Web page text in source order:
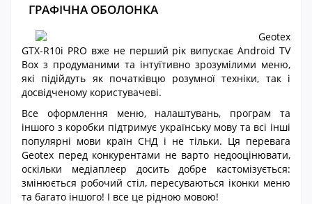
ГРАФІЧНА ОБОЛОНКА
Geotex
GTX-R10i PRO вже не перший рік випускає Android TV
Box з продуманими та інтуїтивно зрозумілими меню,
які підійдуть як початківцю розумної техніки, так і
досвідченому користувачеві.
Все оформлення меню, налаштувань, програм та
іншого з коробки підтримує українську мову та всі інші
популярні мови країн СНД і не тільки. Ця перевага
Geotex перед конкурентами не варто недооцінювати,
оскільки медіаплеєр досить добре кастомізується:
змінюється робочий стіл, пересуваються іконки меню
та багато іншого! І все це рідною мовою!